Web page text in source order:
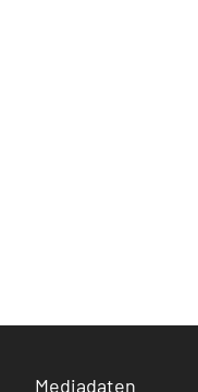
Mediadaten